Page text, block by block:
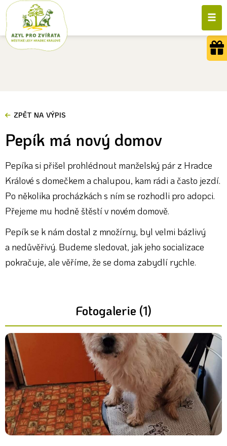
ZPĚT NA VÝPIS
Pepík má nový domov
Pepíka si přišel prohlédnout manželský pár z Hradce
Králové s domečkem a chalupou, kam rádi a často jezdí.
Po několika procházkách s ním se rozhodli pro adopci.
Přejeme mu hodně štěstí v novém domově.
Pepík se k nám dostal z množírny, byl velmi bázlivý
a nedůvěřivý. Budeme sledovat, jak jeho socializace
pokračuje, ale věříme, že se doma zabydlí rychle.
Fotogalerie (1)